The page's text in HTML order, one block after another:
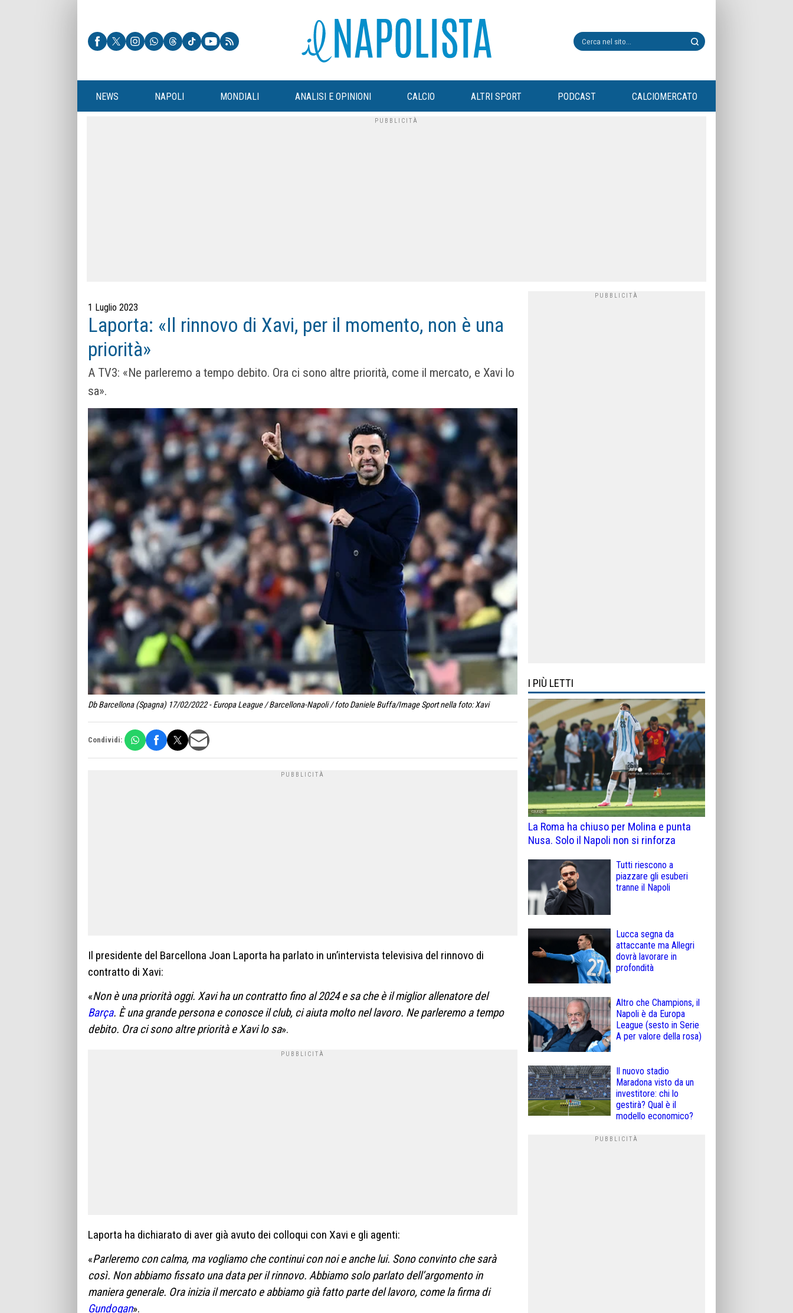
NEWS NAPOLI MONDIALI ANALISI E OPINIONI CALCIO ALTRI SPORT PODCAST CALCIOMERCATO
1 Luglio 2023
Laporta: «Il rinnovo di Xavi, per il momento, non è una
priorità»
A TV3: «Ne parleremo a tempo debito. Ora ci sono altre priorità, come il mercato, e Xavi lo
sa».
Db Barcellona (Spagna) 17/02/2022 - Europa League / Barcellona-Napoli / foto Daniele Buffa/Image Sport nella foto: Xavi
Condividi:
Il presidente del Barcellona Joan Laporta ha parlato in un’intervista televisiva del rinnovo di
contratto di Xavi:
«Non è una priorità oggi. Xavi ha un contratto fino al 2024 e sa che è il miglior allenatore del
Barça. È una grande persona e conosce il club, ci aiuta molto nel lavoro. Ne parleremo a tempo
debito. Ora ci sono altre priorità e Xavi lo sa».
Laporta ha dichiarato di aver già avuto dei colloqui con Xavi e gli agenti:
«Parleremo con calma, ma vogliamo che continui con noi e anche lui. Sono convinto che sarà
così. Non abbiamo fissato una data per il rinnovo. Abbiamo solo parlato dell’argomento in
maniera generale. Ora inizia il mercato e abbiamo già fatto parte del lavoro, come la firma di
Gundogan».
I PIÙ LETTI
La Roma ha chiuso per Molina e punta
Nusa. Solo il Napoli non si rinforza
Tutti riescono a
piazzare gli esuberi
tranne il Napoli
Lucca segna da
attaccante ma Allegri
dovrà lavorare in
profondità
Altro che Champions, il
Napoli è da Europa
League (sesto in Serie
A per valore della rosa)
Il nuovo stadio
Maradona visto da un
investitore: chi lo
gestirà? Qual è il
modello economico?